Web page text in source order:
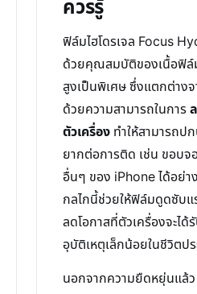
ควรรู้
ฟิล์มไฮโดรเจล Focus
ด้วยคุณสมบัติของเนื้อฟิ
สูงเป็นพิเศษ ซึ่งแตกต่าง
ด้วยความสามารถในการ
ตัวเครื่อง ทำให้สามารถป
ยากต่อการติด เช่น ขอบจ
อื่นๆ ของ iPhone ได้อย่า
กลไกนี้ช่วยให้ฟิล์มดูดซับแ
ลดโอกาสที่ตัวเครื่องจะได้
อุบัติเหตุเล็กน้อยในชีวิตปร
นอกจากความยืดหยุ่นแล้ว